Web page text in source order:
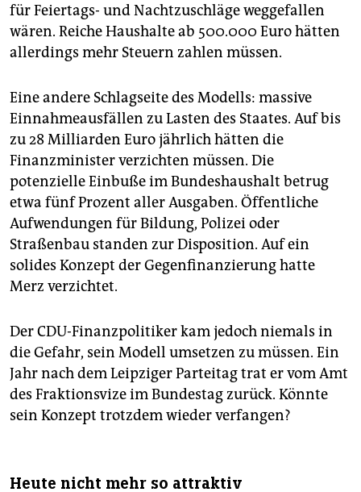
für Feiertags- und Nachtzuschläge weggefallen
wären. Reiche Haushalte ab 500.000 Euro hätten
allerdings mehr Steuern zahlen müssen.
Eine andere Schlagseite des Modells: massive
Einnahmeausfällen zu Lasten des Staates. Auf bis
zu 28 Milliarden Euro jährlich hätten die
Finanzminister verzichten müssen. Die
potenzielle Einbuße im Bundeshaushalt betrug
etwa fünf Prozent aller Ausgaben. Öffentliche
Aufwendungen für Bildung, Polizei oder
Straßenbau standen zur Disposition. Auf ein
solides Konzept der Gegenfinanzierung hatte
Merz verzichtet.
Der CDU-Finanzpolitiker kam jedoch niemals in
die Gefahr, sein Modell umsetzen zu müssen. Ein
Jahr nach dem Leipziger Parteitag trat er vom Amt
des Fraktionsvize im Bundestag zurück. Könnte
sein Konzept trotzdem wieder verfangen?
Heute nicht mehr so attraktiv